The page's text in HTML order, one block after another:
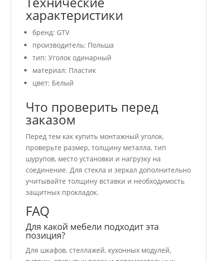
характеристики
бренд: GTV
производитель: Польша
тип: Уголок одинарный
материал: Пластик
цвет: Белый
Что проверить перед
заказом
Перед тем как купить монтажный уголок,
проверьте размер, толщину металла, тип
шурупов, место установки и нагрузку на
соединение. Для стекла и зеркал дополнительно
учитывайте толщину вставки и необходимость
защитных прокладок.
FAQ
Для какой мебели подходит эта
позиция?
Для шкафов, стеллажей, кухонных модулей,